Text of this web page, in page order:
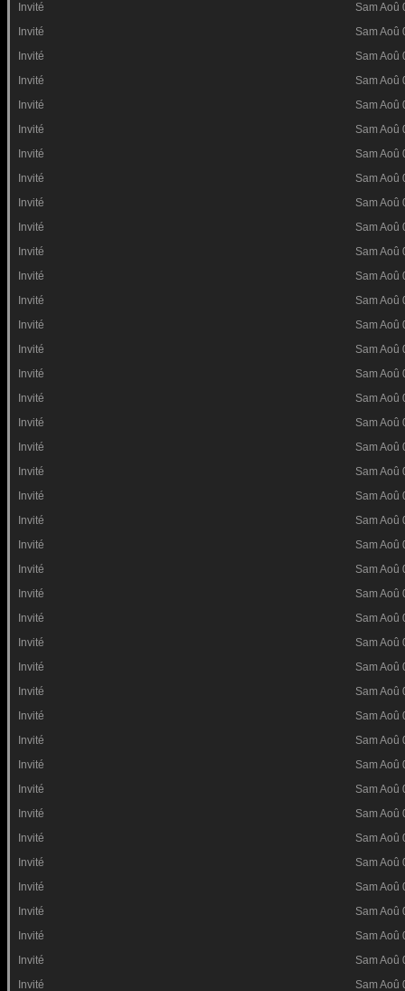
Invité
Sam Aoû
Invité
Sam Aoû
Invité
Sam Aoû
Invité
Sam Aoû
Invité
Sam Aoû
Invité
Sam Aoû
Invité
Sam Aoû
Invité
Sam Aoû
Invité
Sam Aoû
Invité
Sam Aoû
Invité
Sam Aoû
Invité
Sam Aoû
Invité
Sam Aoû
Invité
Sam Aoû
Invité
Sam Aoû
Invité
Sam Aoû
Invité
Sam Aoû
Invité
Sam Aoû
Invité
Sam Aoû
Invité
Sam Aoû
Invité
Sam Aoû
Invité
Sam Aoû
Invité
Sam Aoû
Invité
Sam Aoû
Invité
Sam Aoû
Invité
Sam Aoû
Invité
Sam Aoû
Invité
Sam Aoû
Invité
Sam Aoû
Invité
Sam Aoû
Invité
Sam Aoû
Invité
Sam Aoû
Invité
Sam Aoû
Invité
Sam Aoû
Invité
Sam Aoû
Invité
Sam Aoû
Invité
Sam Aoû
Invité
Sam Aoû
Invité
Sam Aoû
Invité
Sam Aoû
Invité
Sam Aoû